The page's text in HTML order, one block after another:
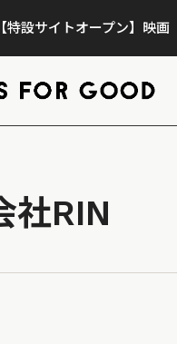
【特設サイトオープン】映
社RIN